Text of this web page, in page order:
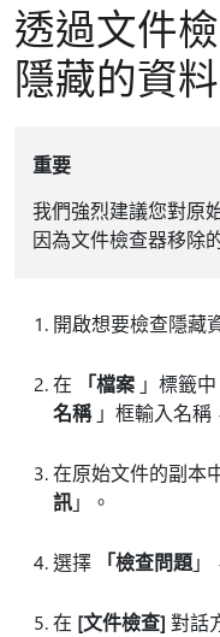
透過文件
隱藏的資
重要
我們強烈建議您對原
因為文件檢查器移除
開啟想要檢查隱藏
在 「檔案 」標籤
名稱」框輸入名稱
在原始文件的副本
訊」。
選擇 「檢查問題」
在 [文件檢查] 對話